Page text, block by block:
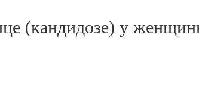
(кандидозе) у